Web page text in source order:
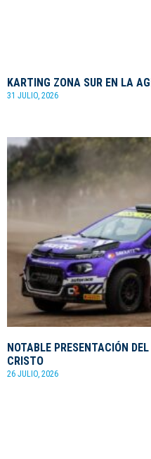
KARTING ZONA SUR EN LA
31 JULIO, 2026
NOTABLE PRESENTACIÓN
CRISTO
26 JULIO, 2026